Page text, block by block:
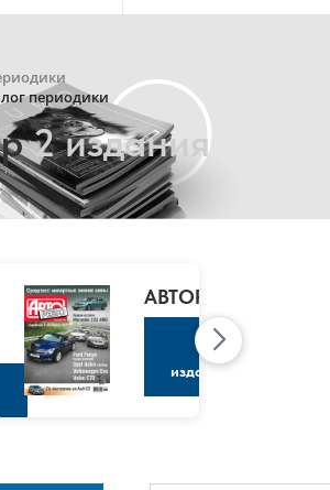
периодики
2 издания
АВТОРЕВЮ
К
изданию